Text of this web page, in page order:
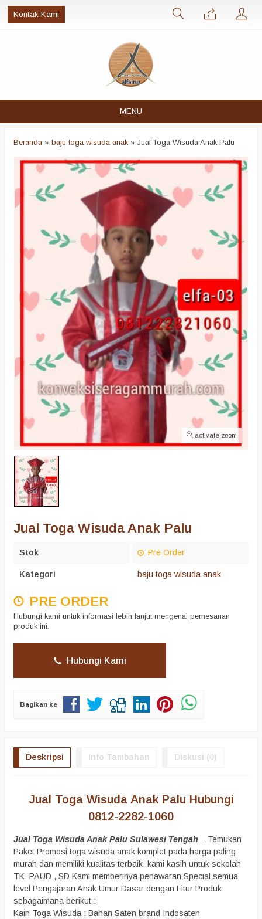
Kontak Kami
MENU
Beranda » baju toga wisuda anak» Jual Toga Wisuda Anak Palu
activate zoom
Jual Toga Wisuda Anak Palu
Stok Pre Order
Kategori baju toga wisuda anak
PRE ORDER
Hubungi kami untuk informasi lebih lanjut mengenai pemesanan
produk ini.
Hubungi Kami
Bagikan ke
Deskripsi Info Tambahan Diskusi (0)
Jual Toga Wisuda Anak Palu Hubungi
0812-2282-1060
Jual Toga Wisuda Anak Palu Sulawesi Tengah – Temukan
Paket Promosi toga wisuda anak komplet pada harga paling
murah dan memiliki kualitas terbaik, kami kasih untuk sekolah
TK, PAUD , SD Kami memberinya penawaran Special semua
level Pengajaran Anak Umur Dasar dengan Fitur Produk
sebagaimana berikut :
Kain Toga Wisuda : Bahan Saten brand Indosaten